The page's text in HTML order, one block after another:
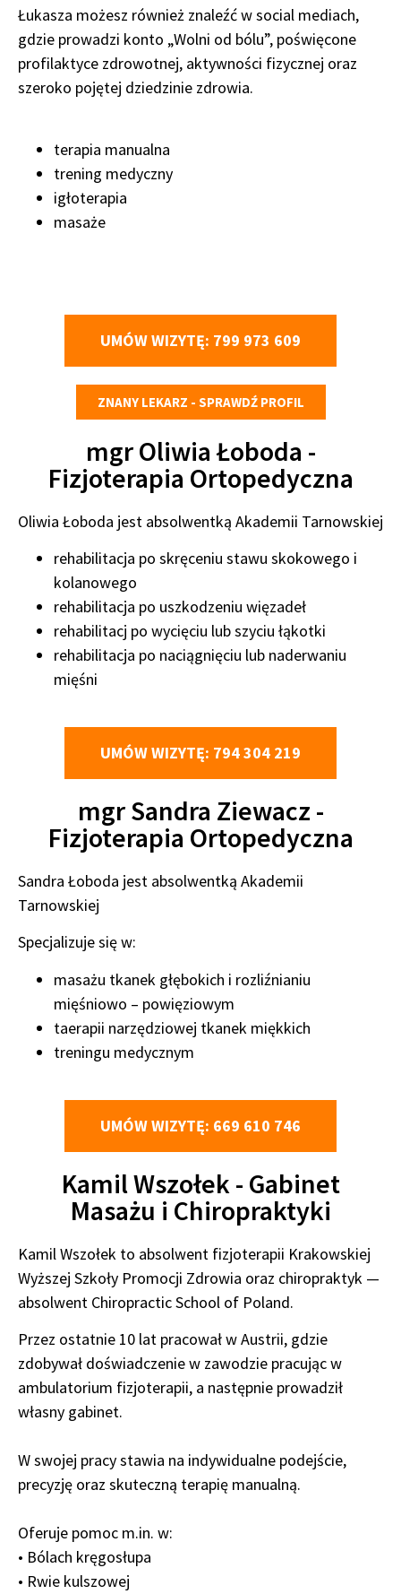
Łukasza możesz również znaleźć w social mediach,
gdzie prowadzi konto „Wolni od bólu”, poświęcone
profilaktyce zdrowotnej, aktywności fizycznej oraz
szeroko pojętej dziedzinie zdrowia.
terapia manualna
trening medyczny
igłoterapia
masaże
UMÓW WIZYTĘ: 799 973 609
ZNANY LEKARZ - SPRAWDŹ PROFIL
mgr Oliwia Łoboda -
Fizjoterapia Ortopedyczna
Oliwia Łoboda jest absolwentką Akademii Tarnowskiej
rehabilitacja po skręceniu stawu skokowego i
kolanowego
rehabilitacja po uszkodzeniu więzadeł
rehabilitacj po wycięciu lub szyciu łąkotki
rehabilitacja po naciągnięciu lub naderwaniu
mięśni
UMÓW WIZYTĘ: 794 304 219
mgr Sandra Ziewacz -
Fizjoterapia Ortopedyczna
Sandra Łoboda jest absolwentką Akademii
Tarnowskiej
Specjalizuje się w:
masażu tkanek głębokich i rozliźnianiu
mięśniowo – powięziowym
taerapii narzędziowej tkanek miękkich
treningu medycznym
UMÓW WIZYTĘ: 669 610 746
Kamil Wszołek - Gabinet
Masażu i Chiropraktyki
Kamil Wszołek to absolwent fizjoterapii Krakowskiej
Wyższej Szkoły Promocji Zdrowia oraz chiropraktyk —
absolwent Chiropractic School of Poland.
Przez ostatnie 10 lat pracował w Austrii, gdzie
zdobywał doświadczenie w zawodzie pracując w
ambulatorium fizjoterapii, a następnie prowadził
własny gabinet.
W swojej pracy stawia na indywidualne podejście,
precyzję oraz skuteczną terapię manualną.
Oferuje pomoc m.in. w:
• Bólach kręgosłupa
• Rwie kulszowej